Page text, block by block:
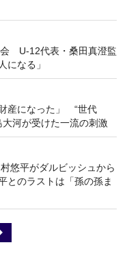
U-12代表・桑田真澄監
になる」
産になった」 “世代
河が受けた一流の刺激
悠平がダルビッシュから
のラストは「孫の孫ま